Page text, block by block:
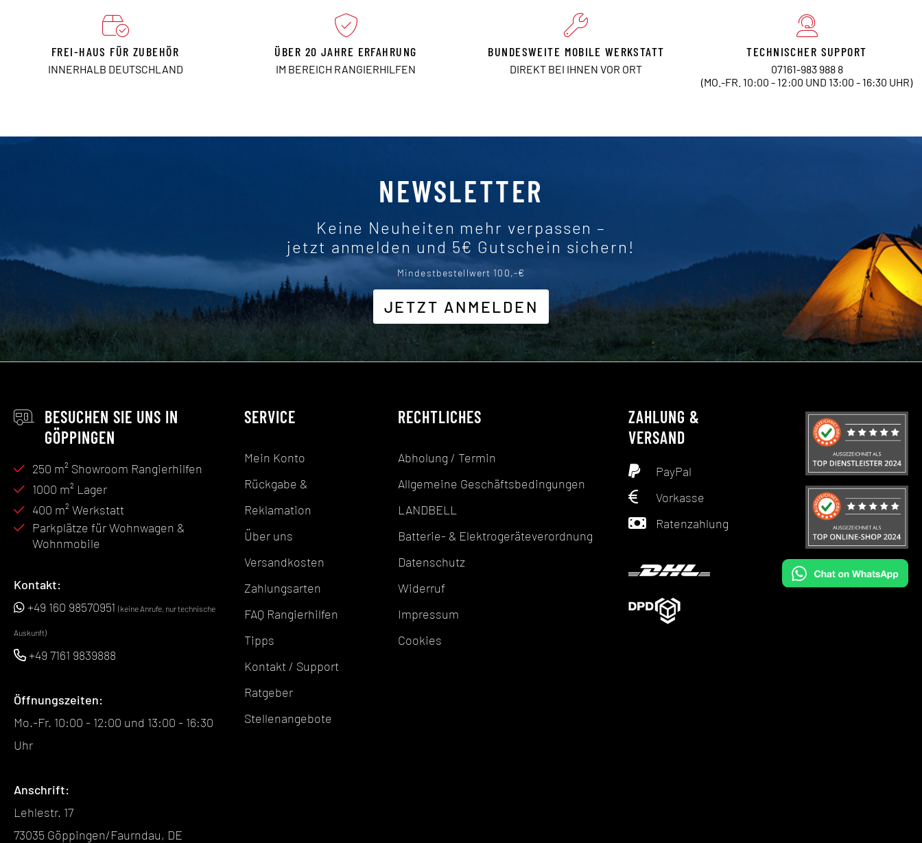
FREI-HAUS FÜR ZUBEHÖR
INNERHALB DEUTSCHLAND
ÜBER 20 JAHRE ERFAHRUNG
IM BEREICH RANGIERHILFEN
BUNDESWEITE MOBILE WERKSTATT
DIREKT BEI IHNEN VOR ORT
TECHNISCHER SUPPORT
07161-983 988 8
(MO.-FR. 10:00 - 12:00 UND 13:00 - 16:30 UHR)
NEWSLETTER
Keine Neuheiten mehr verpassen –
jetzt anmelden und 5€ Gutschein sichern!
Mindestbestellwert 100,-€
JETZT ANMELDEN
BESUCHEN SIE UNS IN
GÖPPINGEN
250 m² Showroom Rangierhilfen
1000 m² Lager
400 m² Werkstatt
Parkplätze für Wohnwagen &
Wohnmobile
Kontakt:
+49 160 98570951 (keine Anrufe, nur technische
Auskunft)
+49 7161 9839888
Öffnungszeiten:
Mo.-Fr. 10:00 - 12:00 und 13:00 - 16:30
Uhr
Anschrift:
Lehlestr. 17
73035 Göppingen/Faurndau, DE
SERVICE
Mein Konto
Rückgabe &
Reklamation
Über uns
Versandkosten
Zahlungsarten
FAQ Rangierhilfen
Tipps
Kontakt / Support
Ratgeber
Stellenangebote
RECHTLICHES
Abholung / Termin
Allgemeine Geschäftsbedingungen
LANDBELL
Batterie- & Elektrogeräteverordnung
Datenschutz
Widerruf
Impressum
Cookies
ZAHLUNG &
VERSAND
PayPal
Vorkasse
Ratenzahlung